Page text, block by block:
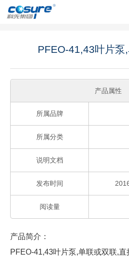
PFEO-41,43叶片泵
产品属性
所属品牌
所属分类
说明文档
发布时间
阅读量
产品简介：
PFEO-41,43叶片泵,单联或双联,